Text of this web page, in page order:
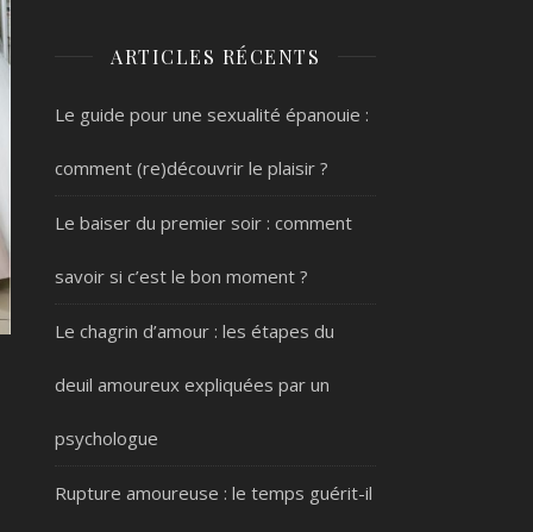
ARTICLES RÉCENTS
Le guide pour une sexualité épanouie :
comment (re)découvrir le plaisir ?
Le baiser du premier soir : comment
savoir si c’est le bon moment ?
Le chagrin d’amour : les étapes du
deuil amoureux expliquées par un
psychologue
Rupture amoureuse : le temps guérit-il